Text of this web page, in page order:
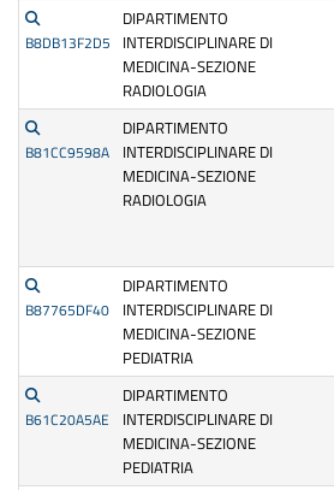
B8DB13F2D5
DIPARTIMENTO
INTERDISCIPLINARE DI
MEDICINA-SEZIONE
RADIOLOGIA
B81CC9598A
DIPARTIMENTO
INTERDISCIPLINARE DI
MEDICINA-SEZIONE
RADIOLOGIA
B87765DF40
DIPARTIMENTO
INTERDISCIPLINARE DI
MEDICINA-SEZIONE
PEDIATRIA
B61C20A5AE
DIPARTIMENTO
INTERDISCIPLINARE DI
MEDICINA-SEZIONE
PEDIATRIA